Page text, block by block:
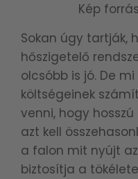
Kép
Sokan úgy tartják,
hőszigetelő
olcsóbb is jó. De
költségeinek
venni, hogy
azt kell
a falon mit nyújt
biztosítja a